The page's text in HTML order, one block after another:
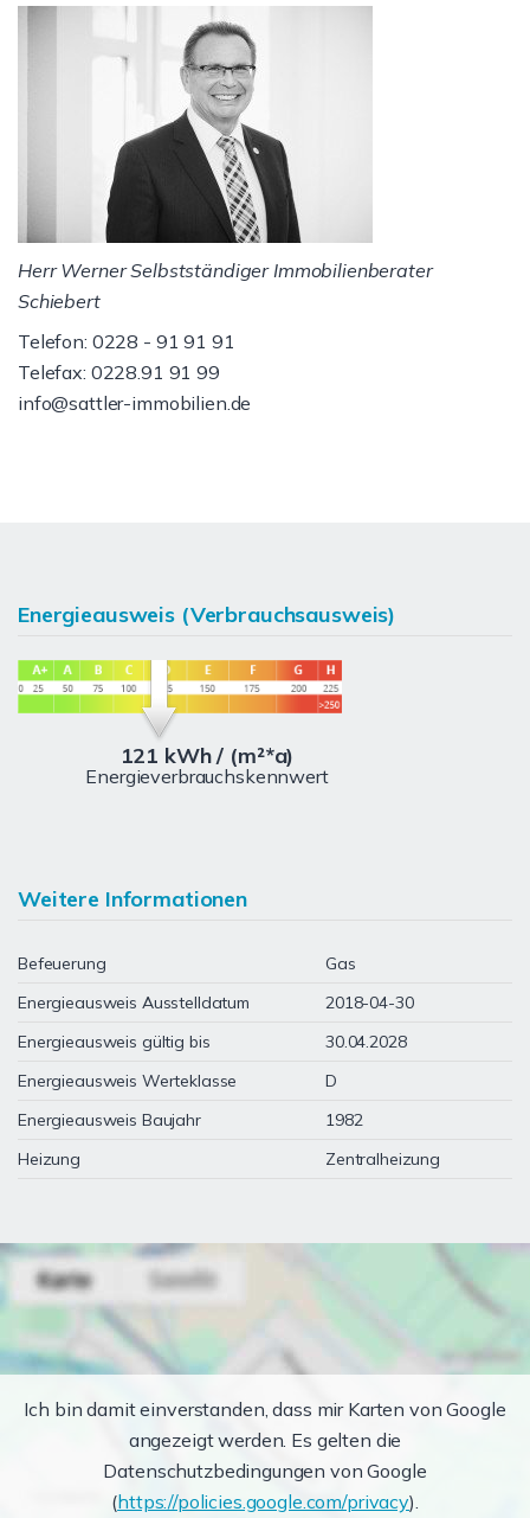
Herr Werner Selbstständiger Immobilienberater
Schiebert
Telefon: 0228 - 91 91 91
Telefax: 0228.91 91 99
info@sattler-immobilien.de
Energieausweis (Verbrauchsausweis)
121 kWh / (m²*a)
Energieverbrauchskennwert
Weitere Informationen
Befeuerung
Gas
Energieausweis Ausstelldatum
2018-04-30
Energieausweis gültig bis
30.04.2028
Energieausweis Werteklasse
D
Energieausweis Baujahr
1982
Heizung
Zentralheizung
Ich bin damit einverstanden, dass mir Karten von Google
angezeigt werden. Es gelten die
Datenschutzbedingungen von Google
(https://policies.google.com/privacy).